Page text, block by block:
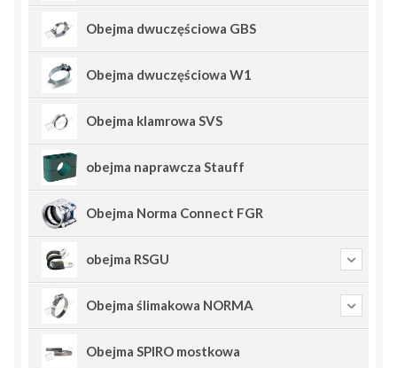
Obejma dwuczęściowa GBS
Obejma dwuczęściowa W1
Obejma klamrowa SVS
obejma naprawcza Stauff
Obejma Norma Connect FGR
obejma RSGU
Obejma ślimakowa NORMA
Obejma SPIRO mostkowa